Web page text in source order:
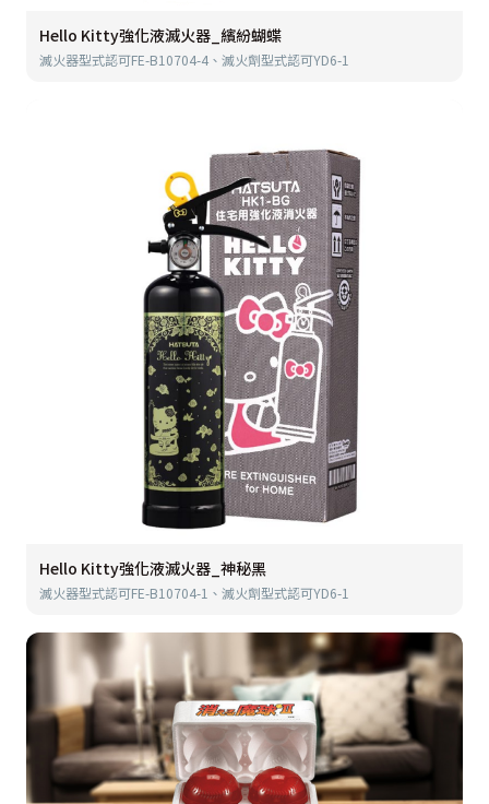
Hello Kitty強化液滅火器_繽紛蝴蝶
滅火器型式認可FE-B10704-4、滅火劑型式認可YD6-1
Hello Kitty強化液滅火器_神秘黑
滅火器型式認可FE-B10704-1、滅火劑型式認可YD6-1